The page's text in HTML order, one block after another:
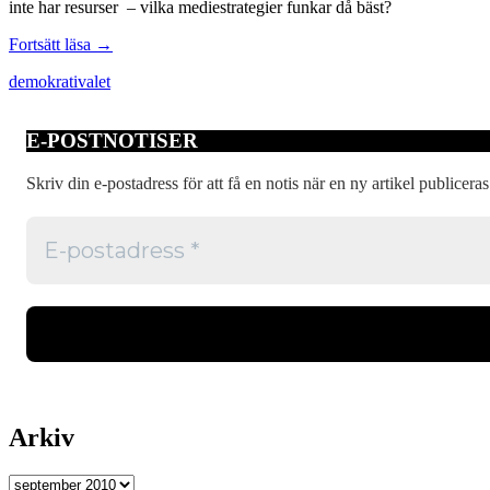
inte har resurser – vilka mediestrategier funkar då bäst?
Fortsätt läsa Demokratiunderskott
valspektakel
→
demokrativalet
E-POSTNOTISER
Skriv din e-postadress för att få en notis när en ny artikel
Arkiv
Arkiv